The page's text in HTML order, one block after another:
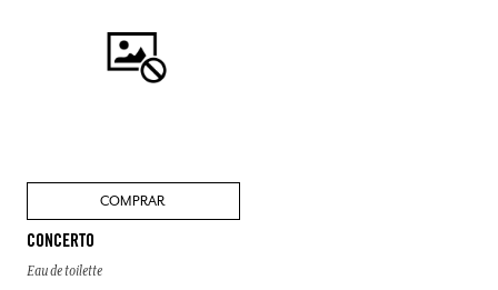
COMPRAR
CONCERTO
Eau de toilette